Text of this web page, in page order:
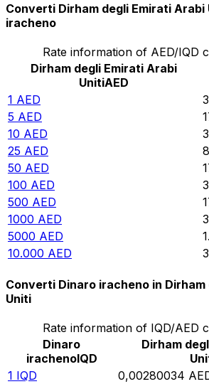
Converti Dirham degli Emirati Arabi
iracheno
Rate information of AED/IQD
Dirham degli Emirati Arabi
UnitiAED
1 AED
5 AED
10 AED
25 AED
50 AED
100 AED
500 AED
1000 AED
5000 AED
10.000 AED
Converti Dinaro iracheno in
Uniti
Rate information of IQD/AED
Dinaro
irachenoIQD
Dirham
1 IQD 0,00280034